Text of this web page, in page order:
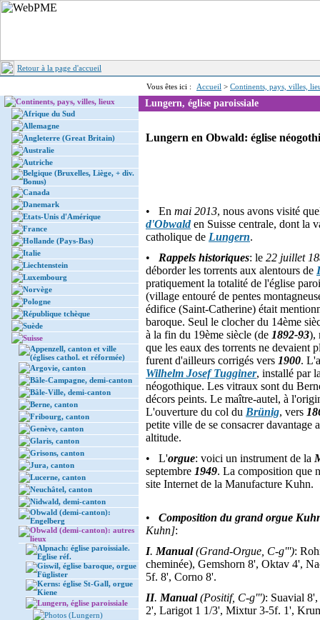
Retour à la page d'accueil
Vous êtes ici : Accueil > Continents, pays, villes,
Continents, pays, villes, lieux
Afrique du Sud
Allemagne
Angleterre (Great Britain)
Australie
Autriche
Belgique (Bruxelles, Liège, + div.
Bonus)
Canada
Danemark
Etats-Unis d'Amérique
France
Hollande (Pays-Bas)
Italie
Liechtenstein
Luxembourg
Norvège
Pologne
République tchèque
Suède
Suisse
Appenzell, canton et ville
(églises cathol. et réformée)
Argovie, canton
Bâle-Campagne, demi-canton
Bâle-Ville, demi-canton
Berne, canton
Fribourg, canton
Genève, canton
Glaris, canton
Grisons, canton
Jura, canton
Lucerne, canton
Neuchâtel, canton
Nidwald, demi-canton
Obwald (demi-canton):
Engelberg
Obwald (demi-canton): autres
lieux
Alpnach: église paroissiale.
Eglise réf.
Giswil, église baroque, orgue
Füglister
Kerns: église St-Gall, orgue
Kiene
Lungern, église paroissiale
Photos (Lungern)
Lungern, église paroissiale
Lungern en Obwald: église
• En mai 2013, nous avons visité
d'Obwalden Suisse centrale, dont la
catholique de Lungern.
• Rappels historiques: le 22 juillet
déborder les torrents aux alentours de
pratiquement la totalité de l'église
(village entouré de pentes
édifice (Saint-Catherine) était
baroque. Seul le clocher du 14ème
à la fin du 19ème siècle (de 1892-93),
que les eaux des torrents ne devaient
furent d'ailleurs corrigés vers 1900.
Wilhelm Josef Tugginer, installé par
néogothique. Les vitraux sont du
décors peints. Le maître-autel, à
L'ouverture du col du Brünig, vers
petite ville de se consacrer
altitude.
• L'orgue: voici un instrument de la
septembre 1949. La composition que
site Internet de la Manufacture Kuhn.
• Composition du grand orgue
Kuhn]:
I. Manual (Grand-Orgue, C-g'''):
cheminée), Gemshorn 8', Oktav 4',
5f. 8', Corno 8'.
II. Manual (Positif, C-g'''): Suavial
2', Larigot 1 1/3', Mixtur 3-5f. 1',